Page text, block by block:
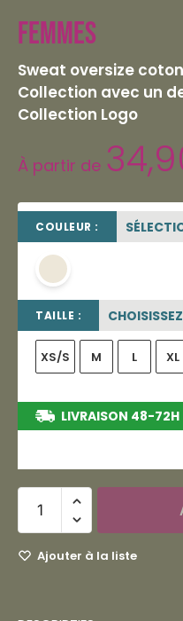
Femmes
Sweat oversize
Collection avec un
Collection Logo
À partir de
COULEUR :
TAILLE :
XS/S M L XL
LIVRAISON 48-72H
Ajouter à la liste